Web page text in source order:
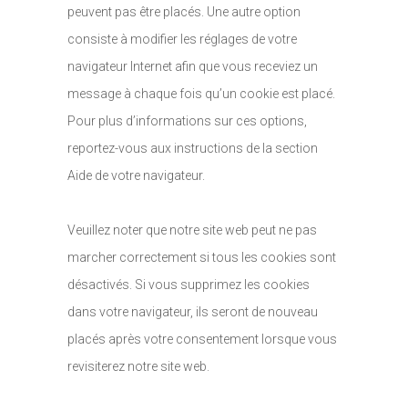
peuvent pas être placés. Une autre option
consiste à modifier les réglages de votre
navigateur Internet afin que vous receviez un
message à chaque fois qu’un cookie est placé.
Pour plus d’informations sur ces options,
reportez-vous aux instructions de la section
Aide de votre navigateur.
Veuillez noter que notre site web peut ne pas
marcher correctement si tous les cookies sont
désactivés. Si vous supprimez les cookies
dans votre navigateur, ils seront de nouveau
placés après votre consentement lorsque vous
revisiterez notre site web.